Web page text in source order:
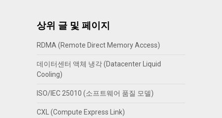
상위 글 및 페이지
RDMA (Remote Direct Memory Access)
데이터센터 액체 냉각 (Datacenter Liquid
Cooling)
ISO/IEC 25010 (소프트웨어 품질 모델)
CXL (Compute Express Link)